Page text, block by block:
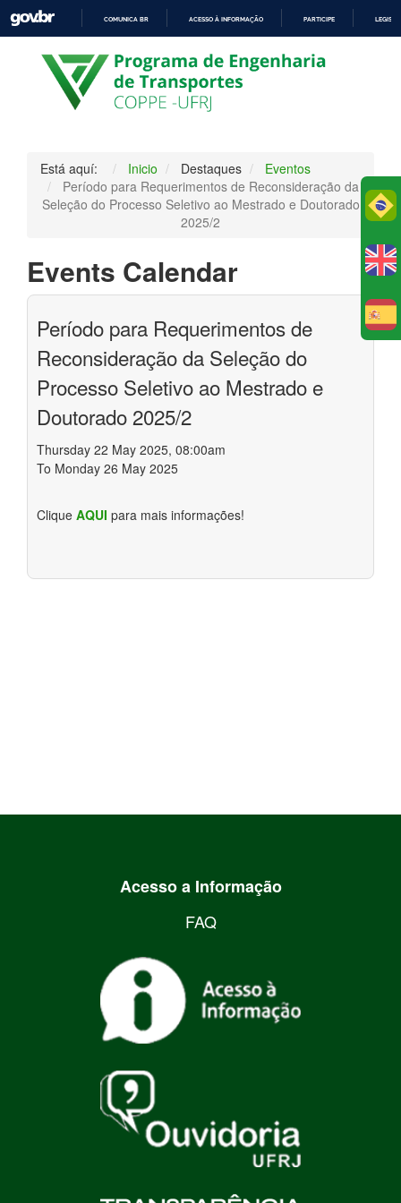
PARA
O
CONTEÚDO
COMUNICA BR ACESSO À INFORMAÇÃO PARTICIPE
Está aquí: Inicio Destaques
Eventos
Período para Requerimentos de Reconsideração da
Seleção do Processo Seletivo ao Mestrado e Doutorado
2025/2
Events Calendar
Período para Requerimentos de
Reconsideração da Seleção do
Processo Seletivo ao Mestrado e
Doutorado 2025/2
Thursday 22 May 2025, 08:00am
To Monday 26 May 2025
Clique AQUI para mais informações!
Acesso a Informação
FAQ